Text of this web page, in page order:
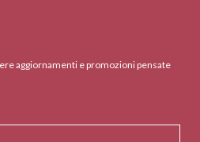
aggiornamenti e promozioni pensate